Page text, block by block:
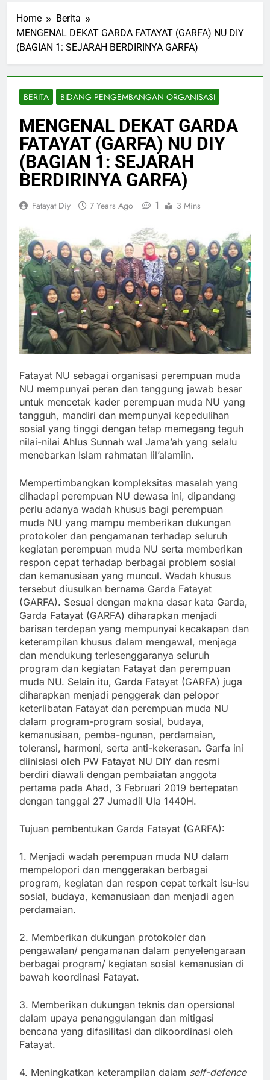
Home
Berita
MENGENAL DEKAT GARDA FATAYAT (GARFA) NU DIY
(BAGIAN 1: SEJARAH BERDIRINYA GARFA)
BERITA BIDANG PENGEMBANGAN ORGANISASI
MENGENAL DEKAT GARDA
FATAYAT (GARFA) NU DIY
(BAGIAN 1: SEJARAH
BERDIRINYA GARFA)
Fatayat Diy 7 Years Ago 1 3 Mins
Fatayat NU sebagai organisasi perempuan muda
NU mempunyai peran dan tanggung jawab besar
untuk mencetak kader perempuan muda NU yang
tangguh, mandiri dan mempunyai kepedulihan
sosial yang tinggi dengan tetap memegang teguh
nilai-nilai Ahlus Sunnah wal Jama’ah yang selalu
menebarkan Islam rahmatan lil’alamiin.
Mempertimbangkan kompleksitas masalah yang
dihadapi perempuan NU dewasa ini, dipandang
perlu adanya wadah khusus bagi perempuan
muda NU yang mampu memberikan dukungan
protokoler dan pengamanan terhadap seluruh
kegiatan perempuan muda NU serta memberikan
respon cepat terhadap berbagai problem sosial
dan kemanusiaan yang muncul. Wadah khusus
tersebut diusulkan bernama Garda Fatayat
(GARFA). Sesuai dengan makna dasar kata Garda,
Garda Fatayat (GARFA) diharapkan menjadi
barisan terdepan yang mempunyai kecakapan dan
keterampilan khusus dalam mengawal, menjaga
dan mendukung terlesenggaranya seluruh
program dan kegiatan Fatayat dan perempuan
muda NU. Selain itu, Garda Fatayat (GARFA) juga
diharapkan menjadi penggerak dan pelopor
keterlibatan Fatayat dan perempuan muda NU
dalam program-program sosial, budaya,
kemanusiaan, pemba-ngunan, perdamaian,
toleransi, harmoni, serta anti-kekerasan. Garfa ini
diinisiasi oleh PW Fatayat NU DIY dan resmi
berdiri diawali dengan pembaiatan anggota
pertama pada Ahad, 3 Februari 2019 bertepatan
dengan tanggal 27 Jumadil Ula 1440H.
Tujuan pembentukan Garda Fatayat (GARFA):
1. Menjadi wadah perempuan muda NU dalam
mempelopori dan menggerakan berbagai
program, kegiatan dan respon cepat terkait isu-isu
sosial, budaya, kemanusiaan dan menjadi agen
perdamaian.
2. Memberikan dukungan protokoler dan
pengawalan/ pengamanan dalam penyelengaraan
berbagai program/ kegiatan sosial kemanusian di
bawah koordinasi Fatayat.
3. Memberikan dukungan teknis dan opersional
dalam upaya penanggulangan dan mitigasi
bencana yang difasilitasi dan dikoordinasi oleh
Fatayat.
4. Meningkatkan keterampilan dalam self-defence